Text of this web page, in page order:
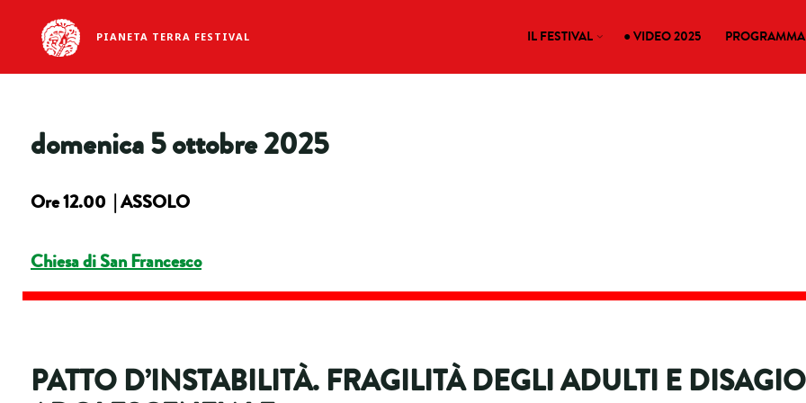
PIANETA TERRA FESTIVAL IL FESTIVAL ● VIDEO 2025
domenica 5 ottobre 2025
Ore 12.00 | ASSOLO
Chiesa di San Francesco
PATTO D’INSTABILITÀ. FRAGILITÀ DEGLI ADULTI E DISAGIO